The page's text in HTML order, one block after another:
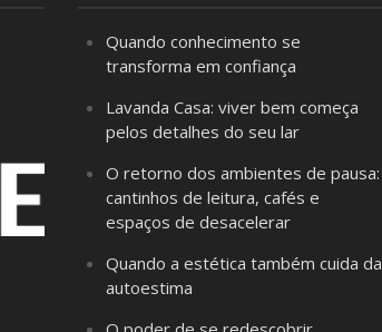
Quando conhecimento se
transforma em confiança
Lavanda Casa: viver bem começa
pelos detalhes do seu lar
O retorno dos ambientes de pausa:
cantinhos de leitura, cafés e
espaços de desacelerar
Quando a estética também cuida da
autoestima